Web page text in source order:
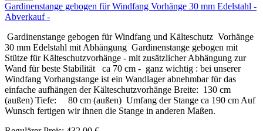
Gardinenstange gebogen für Windfang Vorhänge 30 mm Edelstahl -
Abverkauf -
Gardinenstange gebogen für Windfang und Kälteschutz Vorhänge
30 mm Edelstahl mit Abhängung Gardinenstange gebogen mit
Stütze für Kälteschutzvorhänge - mit zusätzlicher Abhängung zur
Wand für beste Stabilität ca 70 cm - ganz wichtig : bei unserer
Windfang Vorhangstange ist ein Wandlager abnehmbar für das
einfache aufhängen der Kälteschutzvorhänge Breite: 130 cm
(außen) Tiefe: 80 cm (außen) Umfang der Stange ca 190 cm Auf
Wunsch fertigen wir ihnen die Stange in anderen Maßen.